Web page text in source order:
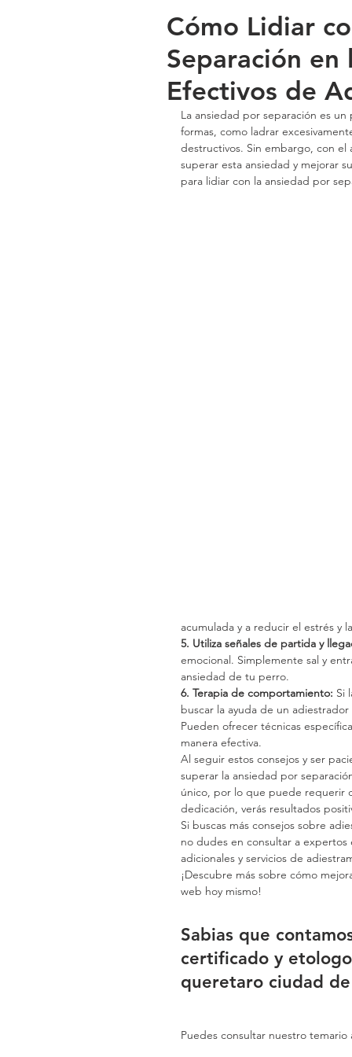
Cómo Lidiar
Separación en
Efectivos de
La ansiedad por separación es
formas, como ladrar
destructivos. Sin embargo, con
superar esta ansiedad y mejorar
para lidiar con la ansiedad por
acumulada y a reducir el estrés y
5. Utiliza señales de partida y
emocional. Simplemente sal y
ansiedad de tu perro.
6. Terapia de comportamiento: Si
buscar la ayuda de un
Pueden ofrecer técnicas
manera efectiva.
Al seguir estos consejos y ser
superar la ansiedad por
único, por lo que puede requerir
dedicación, verás resultados
Si buscas más consejos sobre
no dudes en consultar a
adicionales y servicios de
¡Descubre más sobre cómo
web hoy mismo!
Sabias que
certificado y
queretaro ciudad
Puedes consultar nuestro